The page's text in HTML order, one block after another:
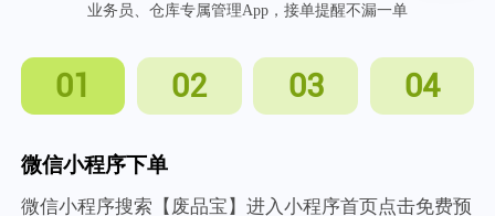
业务员、仓库专属管理App，接单提醒不漏一单
01 02 03 04
微信小程序下单
微信小程序搜索【废品宝】进入小程序首页点击免费预